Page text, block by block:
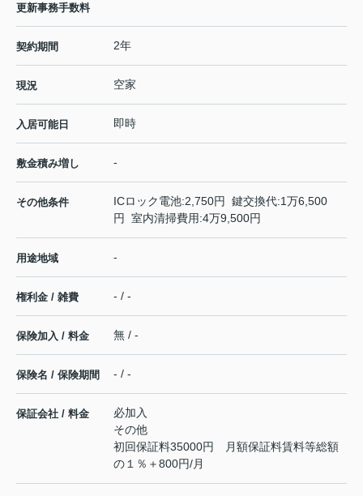
更新事務手数料
契約期間 2年
現況 空家
入居可能日 即時
敷金積み増し -
その他条件
ICロック電池:2,750円 鍵交換代:1万6,500
円 室内清掃費用:4万9,500円
用途地域 -
権利金 / 雑費 - / -
保険加入 / 料金 無 / -
保険名 / 保険期間 - / -
保証会社 / 料金
必加入
その他
初回保証料35000円 月額保証料賃料等総額
の１％＋800円/月